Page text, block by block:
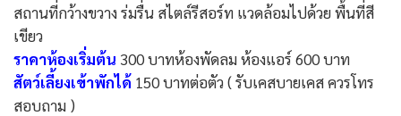
สถานที่กว้างขวาง ร่มรื่น สไตล์รีสอร์ท แวดล้อมไปด้วย พื้นที่สี
เขียว
ราคาห้องเริ่มต้น 300 บาทห้องพัดลม ห้องแอร์ 600 บาท
สัตว์เลี้ยงเข้าพักได้ 150 บาทต่อตัว ( รับเคสบายเคส ควรโทร
สอบถาม )